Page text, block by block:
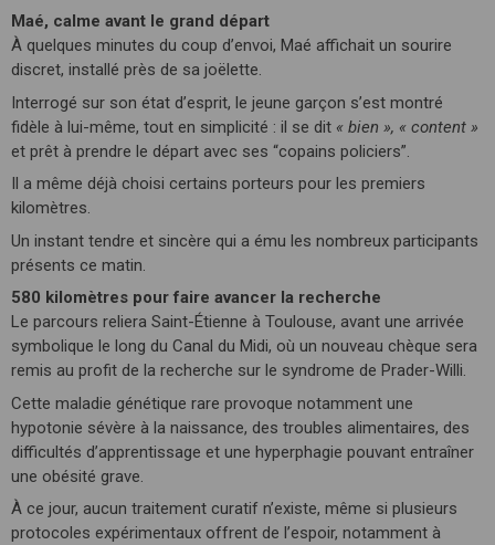
Maé, calme avant le grand départ
À quelques minutes du coup d’envoi, Maé affichait un sourire
discret, installé près de sa joëlette.
Interrogé sur son état d’esprit, le jeune garçon s’est montré
fidèle à lui-même, tout en simplicité : il se dit « bien », « content »
et prêt à prendre le départ avec ses “copains policiers”.
Il a même déjà choisi certains porteurs pour les premiers
kilomètres.
Un instant tendre et sincère qui a ému les nombreux participants
présents ce matin.
580 kilomètres pour faire avancer la recherche
Le parcours reliera Saint-Étienne à Toulouse, avant une arrivée
symbolique le long du Canal du Midi, où un nouveau chèque sera
remis au profit de la recherche sur le syndrome de Prader-Willi.
Cette maladie génétique rare provoque notamment une
hypotonie sévère à la naissance, des troubles alimentaires, des
difficultés d’apprentissage et une hyperphagie pouvant entraîner
une obésité grave.
À ce jour, aucun traitement curatif n’existe, même si plusieurs
protocoles expérimentaux offrent de l’espoir, notamment à